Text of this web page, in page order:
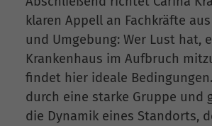
klaren Appell an Fachkräfte
und Umgebung: Wer Lust hat,
Krankenhaus im Aufbruch
findet hier ideale
durch eine starke Gruppe und
die Dynamik eines Standorts,